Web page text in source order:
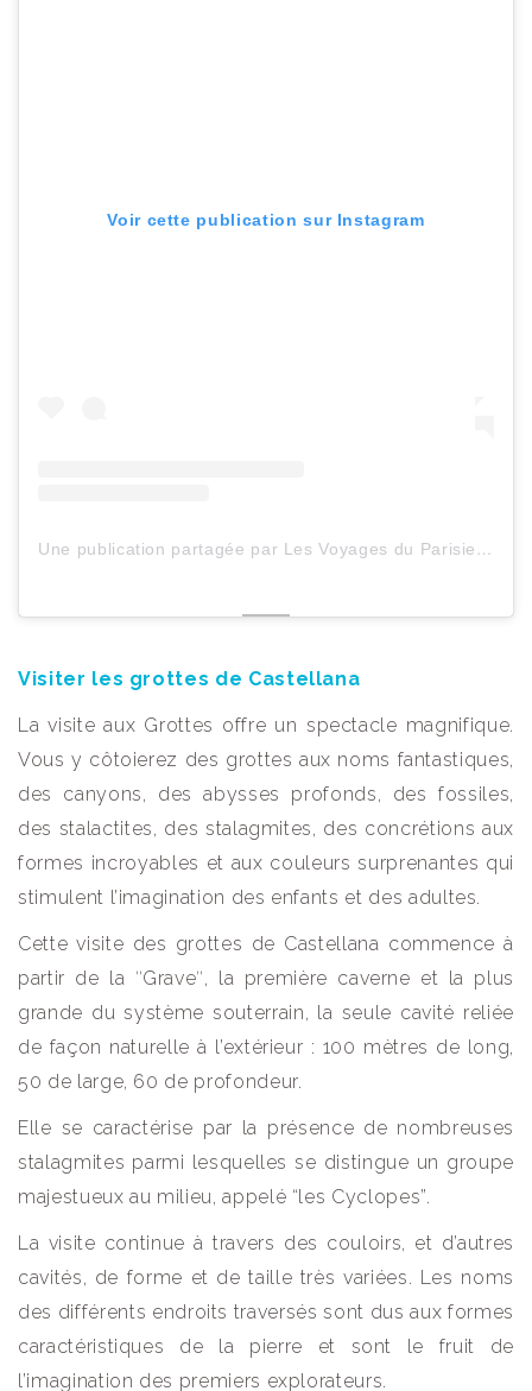
Voir cette publication sur Instagram
Une publication partagée par Les Voyages du ParisienHeureux (@lesvoyagesduparisienheureux)
Visiter les grottes de Castellana
La visite aux Grottes offre un spectacle magnifique.
Vous y côtoierez des grottes aux noms fantastiques,
des canyons, des abysses profonds, des fossiles,
des stalactites, des stalagmites, des concrétions aux
formes incroyables et aux couleurs surprenantes qui
stimulent l’imagination des enfants et des adultes.
Cette visite des grottes de Castellana commence à
partir de la ʺGraveʺ, la première caverne et la plus
grande du système souterrain, la seule cavité reliée
de façon naturelle à l’extérieur : 100 mètres de long,
50 de large, 60 de profondeur.
Elle se caractérise par la présence de nombreuses
stalagmites parmi lesquelles se distingue un groupe
majestueux au milieu, appelé “les Cyclopes”.
La visite continue à travers des couloirs, et d’autres
cavités, de forme et de taille très variées. Les noms
des différents endroits traversés sont dus aux formes
caractéristiques de la pierre et sont le fruit de
l’imagination des premiers explorateurs.